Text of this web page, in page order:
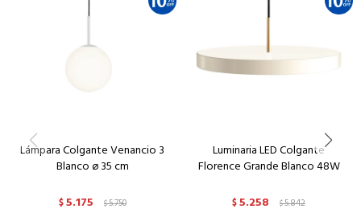
Lámpara Colgante Venancio 3
Blanco ø 35 cm
$5.175 $5.750
Luminaria LED Colgante
Florence Grande Blanco 48W
$5.258 $5.842